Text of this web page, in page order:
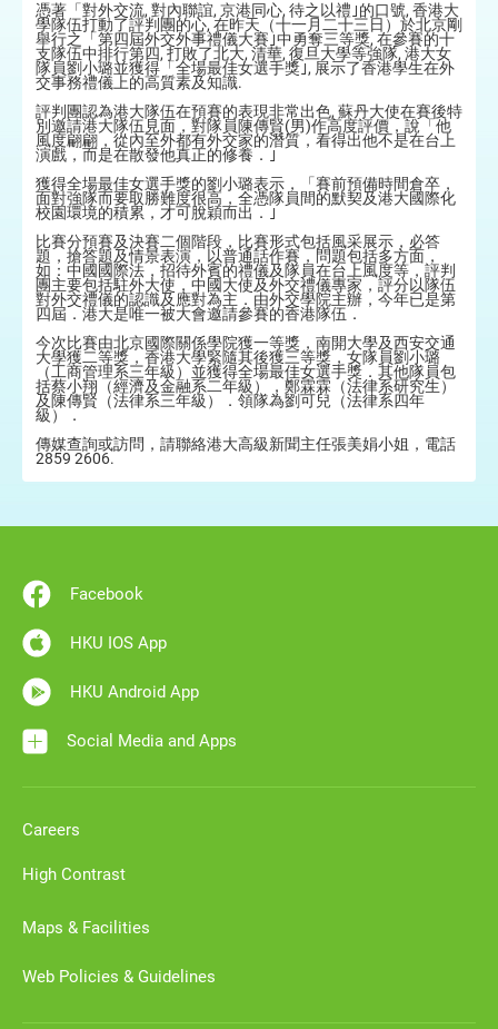
憑著「對外交流, 對內聯誼, 京港同心, 待之以禮｣的口號, 香港大
學隊伍打動了評判團的心, 在昨天（十一月二十三日）於北京剛
舉行之「第四屆外交外事禮儀大賽｣中勇奪三等獎, 在參賽的十
支隊伍中排行第四, 打敗了北大, 清華, 復旦大學等強隊, 港大女
隊員劉小璐並獲得「全場最佳女選手獎｣, 展示了香港學生在外
交事務禮儀上的高質素及知識.
評判團認為港大隊伍在預賽的表現非常出色, 蘇丹大使在賽後特
別邀請港大隊伍見面，對隊員陳傳賢(男)作高度評價，說「他
風度翩翩，從內至外都有外交家的潛質，看得出他不是在台上
演戲，而是在散發他真正的修養．｣
獲得全場最佳女選手獎的劉小璐表示，「賽前預備時間倉卒，
面對強隊而要取勝難度很高，全憑隊員間的默契及港大國際化
校園環境的積累，才可脫穎而出．｣
比賽分預賽及決賽二個階段，比賽形式包括風采展示，必答
題，搶答題及情景表演，以普通話作賽，問題包括多方面，
如：中國國際法，招待外賓的禮儀及隊員在台上風度等，評判
團主要包括駐外大使，中國大使及外交禮儀專家，評分以隊伍
對外交禮儀的認識及應對為主．由外交學院主辦，今年已是第
四屆．港大是唯一被大會邀請參賽的香港隊伍．
今次比賽由北京國際關係學院獲一等獎，南開大學及西安交通
大學獲二等獎，香港大學緊隨其後獲三等獎，女隊員劉小璐
（工商管理系三年級）並獲得全場最佳女選手獎．其他隊員包
括蔡小翔（經濟及金融系二年級），鄭霖霖（法律系研究生）
及陳傳賢（法律系三年級）．領隊為劉可兒（法律系四年
級）．
傳媒查詢或訪問，請聯絡港大高級新聞主任張美娟小姐，電話
2859 2606.
Facebook
HKU IOS App
HKU Android App
Social Media and Apps
Careers
High Contrast
Maps & Facilities
Web Policies & Guidelines